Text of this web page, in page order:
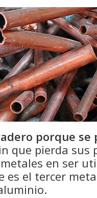
porque
que pierda sus
en ser
el tercer